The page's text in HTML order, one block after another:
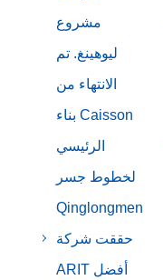
مشروع
ليوهينغ. تم
الانتهاء من
بناء Caisson
الرئيسي
لخطوط جسر
Qinglongmen
حققت شركة
ARIT أفضل